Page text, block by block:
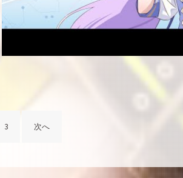
3 次へ